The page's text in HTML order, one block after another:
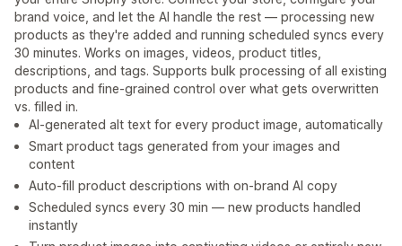
brand voice, and let the AI handle the rest — processing new
products as they're added and running scheduled syncs every
30 minutes. Works on images, videos, product titles,
descriptions, and tags. Supports bulk processing of all existing
products and fine-grained control over what gets overwritten
vs. filled in.
AI-generated alt text for every product image, automatically
Smart product tags generated from your images and
content
Auto-fill product descriptions with on-brand AI copy
Scheduled syncs every 30 min — new products handled
instantly